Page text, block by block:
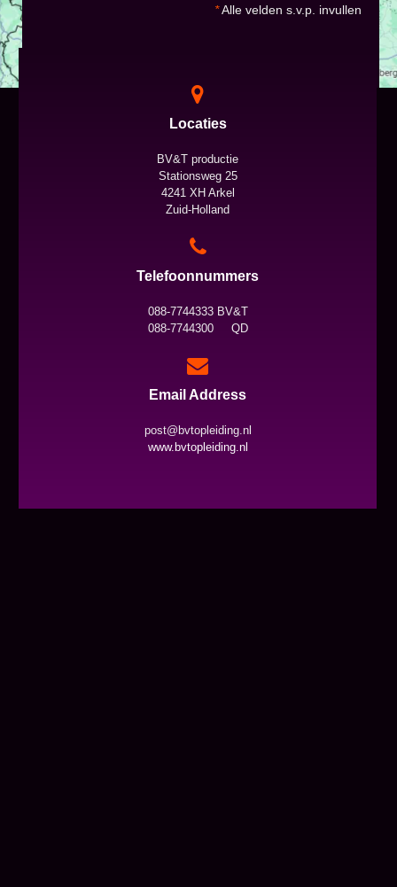
*Alle velden s.v.p. invullen
Locaties
BV&T productie
Stationsweg 25
4241 XH Arkel
Zuid-Holland
Telefoonnummers
088-7744333 BV&T
088-7744300 QD
Email Address
post@bvtopleiding.nl
www.bvtopleiding.nl